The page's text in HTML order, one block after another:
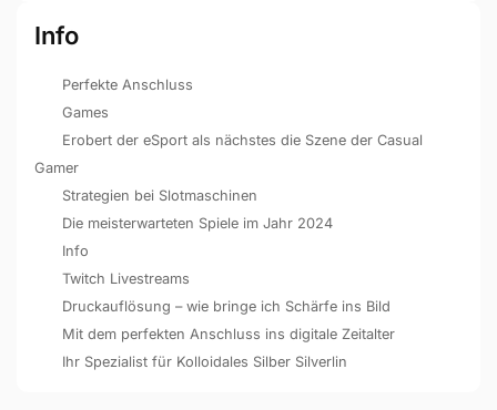
Info
Perfekte Anschluss
Games
Erobert der eSport als nächstes die Szene der Casual
Gamer
Strategien bei Slotmaschinen
Die meisterwarteten Spiele im Jahr 2024
Info
Twitch Livestreams
Druckauflösung – wie bringe ich Schärfe ins Bild
Mit dem perfekten Anschluss ins digitale Zeitalter
Ihr Spezialist für Kolloidales Silber Silverlin